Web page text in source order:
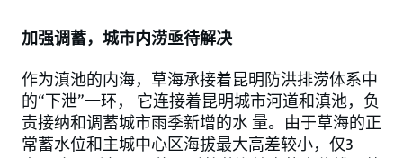
加强调蓄，城市内涝亟待解决
作为滇池的内海，草海承接着昆明防洪排涝体系中
的“下泄”一环， 它连接着昆明城市河道和滇池，负
责接纳和调蓄城市雨季新增的水 量。由于草海的正
常蓄水位和主城中心区海拔最大高差较小，仅3